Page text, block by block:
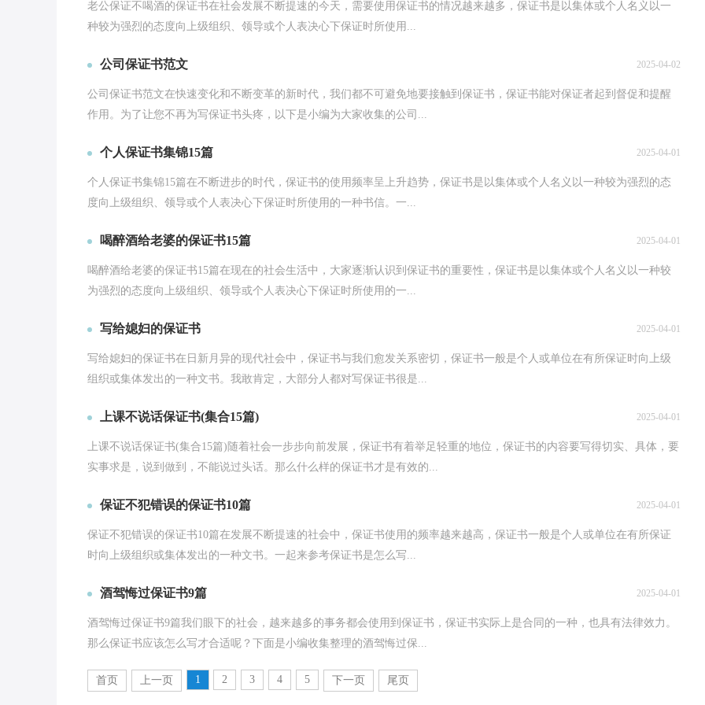
老公保证不喝酒的保证书在社会发展不断提速的今天，需要使用保证书的情况越来越多，保证书是以集体或个人名义以一
种较为强烈的态度向上级组织、领导或个人表决心下保证时所使用...
公司保证书范文 2025-04-02
公司保证书范文在快速变化和不断变革的新时代，我们都不可避免地要接触到保证书，保证书能对保证者起到督促和提醒
作用。为了让您不再为写保证书头疼，以下是小编为大家收集的公司...
个人保证书集锦15篇 2025-04-01
个人保证书集锦15篇在不断进步的时代，保证书的使用频率呈上升趋势，保证书是以集体或个人名义以一种较为强烈的态
度向上级组织、领导或个人表决心下保证时所使用的一种书信。一...
喝醉酒给老婆的保证书15篇 2025-04-01
喝醉酒给老婆的保证书15篇在现在的社会生活中，大家逐渐认识到保证书的重要性，保证书是以集体或个人名义以一种较
为强烈的态度向上级组织、领导或个人表决心下保证时所使用的一...
写给媳妇的保证书 2025-04-01
写给媳妇的保证书在日新月异的现代社会中，保证书与我们愈发关系密切，保证书一般是个人或单位在有所保证时向上级
组织或集体发出的一种文书。我敢肯定，大部分人都对写保证书很是...
上课不说话保证书(集合15篇) 2025-04-01
上课不说话保证书(集合15篇)随着社会一步步向前发展，保证书有着举足轻重的地位，保证书的内容要写得切实、具体，要
实事求是，说到做到，不能说过头话。那么什么样的保证书才是有效的...
保证不犯错误的保证书10篇 2025-04-01
保证不犯错误的保证书10篇在发展不断提速的社会中，保证书使用的频率越来越高，保证书一般是个人或单位在有所保证
时向上级组织或集体发出的一种文书。一起来参考保证书是怎么写...
酒驾悔过保证书9篇 2025-04-01
酒驾悔过保证书9篇我们眼下的社会，越来越多的事务都会使用到保证书，保证书实际上是合同的一种，也具有法律效力。
那么保证书应该怎么写才合适呢？下面是小编收集整理的酒驾悔过保...
首页 上一页 1 2 3 4 5 下一页 尾页